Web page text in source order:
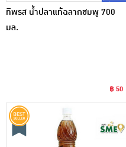
ทิพรส น้ำปลาแท้ฉลากชมพู 700
มล.
฿ 50